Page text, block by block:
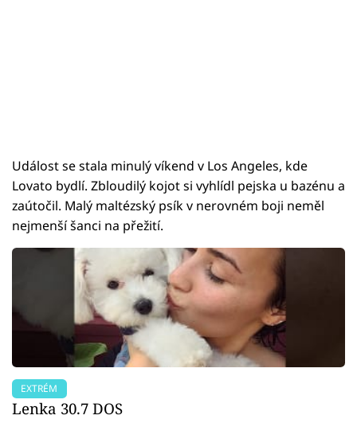
Událost se stala minulý víkend v Los Angeles, kde
Lovato bydlí. Zbloudilý kojot si vyhlídl pejska u bazénu a
zaútočil. Malý maltézský psík v nerovném boji neměl
nejmenší šanci na přežití.
EXTRÉM
Lenka 30.7 DOS